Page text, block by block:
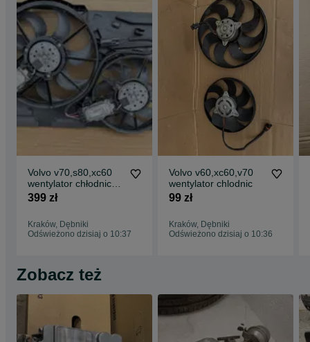
Volvo v70,s80,xc60
wentylator chłodnic
31200,375
399 zł
Kraków, Dębniki
Odświeżono dzisiaj o 10:37
Volvo v60,xc60,v70
wentylator chlodnic
99 zł
Kraków, Dębniki
Odświeżono dzisiaj o 10:36
Zobacz też